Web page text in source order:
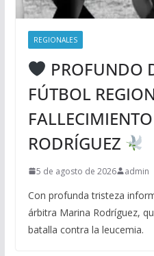
REGIONALES
PROFUNDO
FÚTBOL
RODRÍGUEZ
5 de agosto de 2026 admin
Con profunda tristeza
árbitra Marina Rodríguez,
batalla contra la leucemia.